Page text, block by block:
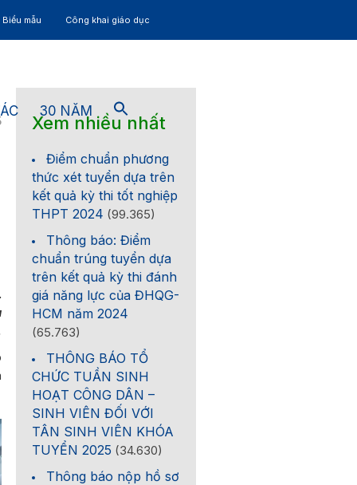
mẫu Công khai giáo dục
30 NĂM
Xem nhiều nhất
Điểm chuẩn phương
thức xét tuyển dựa trên
kết quả kỳ thi tốt nghiệp
THPT 2024 (99.365)
Thông báo: Điểm
chuẩn trúng tuyển dựa
trên kết quả kỳ thi đánh
giá năng lực của ĐHQG-
HCM năm 2024
(65.763)
THÔNG BÁO TỔ
CHỨC TUẦN SINH
HOẠT CÔNG DÂN –
SINH VIÊN ĐỐI VỚI
TÂN SINH VIÊN KHÓA
TUYỂN 2025 (34.630)
Thông báo nộp hồ sơ